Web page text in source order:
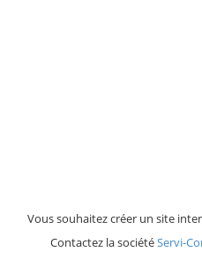
Vous souhaitez créer un site
Contactez la sociétéServi-